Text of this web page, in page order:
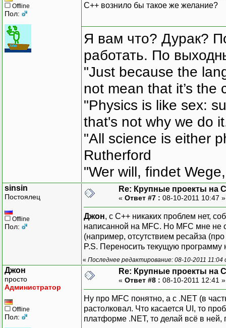
Offline
Пол:
С++ вознило бы такое же желание?
Я вам что? Дурак?
работать. По
"Just because the
not mean that it’s the
"Physics is like sex:
that's not why we do
"All science is either
Rutherford
"Wer will, findet
sinsin
Постоялец
Offline
Пол:
Re: Крупные проекты на
« Ответ #7 : 08-10-2011 10:47
Джон, с С++ никаких проблем нет,
написанной на MFC. Но MFC мне не
(например, отсутствием ресайза
P.S. Переносить текущую программу
« Последнее редактирование: 08-10-2011 11:04
Джон
просто
Администратор
Offline
Пол:
Re: Крупные проекты на
« Ответ #8 : 08-10-2011 12:41
Ну про MFC понятно, а с .NET (в
растолковал. Что касается UI, то
платформе .NET, то делай всё в